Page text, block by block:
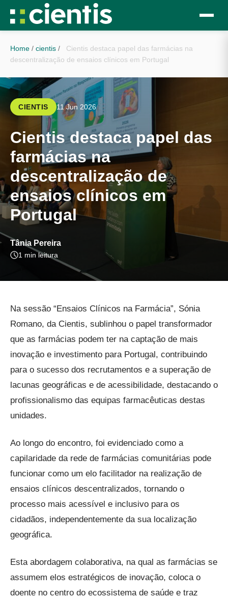
Home / cientis /
Cientis destaca papel das farmácias na
descentralização de ensaios clínicos em Portugal
CIENTIS 11 Jun 2026
Cientis destaca papel das
farmácias na
descentralização de
ensaios clínicos em
Portugal
Tânia Pereira
1 min leitura
Na sessão “Ensaios Clínicos na Farmácia”, Sónia
Romano, da Cientis, sublinhou o papel transformador
que as farmácias podem ter na captação de mais
inovação e investimento para Portugal, contribuindo
para o sucesso dos recrutamentos e a superação de
lacunas geográficas e de acessibilidade, destacando o
profissionalismo das equipas farmacêuticas destas
unidades.
Ao longo do encontro, foi evidenciado como a
capilaridade da rede de farmácias comunitárias pode
funcionar como um elo facilitador na realização de
ensaios clínicos descentralizados, tornando o
processo mais acessível e inclusivo para os
cidadãos, independentemente da sua localização
geográfica.
Esta abordagem colaborativa, na qual as farmácias se
assumem elos estratégicos de inovação, coloca o
doente no centro do ecossistema de saúde e traz